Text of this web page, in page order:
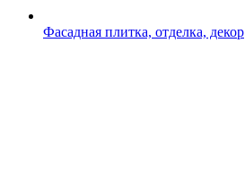
Фасадная плитка, отделка, декор